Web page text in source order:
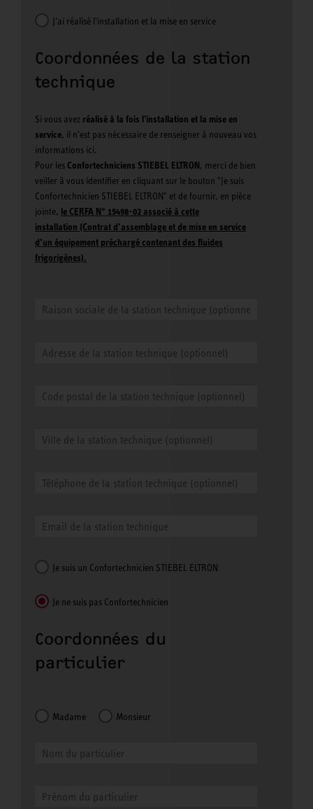
J'ai réalisé l'installation et la mise en service
Coordonnées de la station
technique
Si vous avez réalisé à la fois l'installation et la mise en
service, il n'est pas nécessaire de renseigner à nouveau vos
informations ici.
Pour les Confortechniciens STIEBEL ELTRON, merci de bien
veiller à vous identifier en cliquant sur le bouton "Je suis
Confortechnicien STIEBEL ELTRON" et de fournir, en pièce
jointe, le CERFA N° 15498-02 associé à cette
installation (Contrat d’assemblage et de mise en service
d’un équipement préchargé contenant des fluides
frigorigènes).
Je suis un Confortechnicien STIEBEL ELTRON
Je ne suis pas Confortechnicien
Coordonnées du
particulier
Madame Monsieur